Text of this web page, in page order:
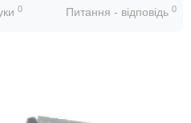
0 Питання - відповідь 0